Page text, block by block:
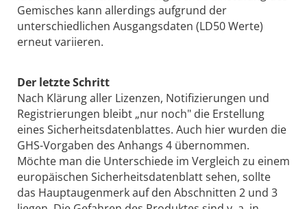
Gemisches kann allerdings aufgrund der
unterschiedlichen Ausgangsdaten (LD50 Werte)
erneut variieren.
Der letzte Schritt
Nach Klärung aller Lizenzen, Notifizierungen und
Registrierungen bleibt „nur noch" die Erstellung
eines Sicherheitsdatenblattes. Auch hier wurden die
GHS-Vorgaben des Anhangs 4 übernommen.
Möchte man die Unterschiede im Vergleich zu einem
europäischen Sicherheitsdatenblatt sehen, sollte
das Hauptaugenmerk auf den Abschnitten 2 und 3